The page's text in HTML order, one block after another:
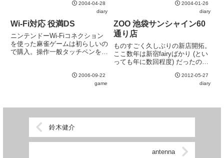
気もしていたので、流行の小型ベ
アボーンの方向で。ヤングだし。
前に調べたときはPundit-Rがよさ
げな気がしていたが、良...
2004-04-28
diary
2004-01-26
diary
Wi-Fi対応 役満DS
ニンテンドーWi-Fiコネクション
を使った麻雀ゲームは初らしいの
で購入。操作一般タッチペンを使
全体的に牌が小さい。特に相手の
河。キャラクタの表情よりも牌に
2006-09-22
game
ZOO 池袋サンシャイン60
通り店
ものすごく久しぶりの新店開拓。
ここ数年は新宿fairyばかり (とい
っても年に数回程度) だったのだ
いて、池袋に出るついでに寄って
みることにした。場代の安さはさ
2012-05-27
diary
鈴木健介
antenna